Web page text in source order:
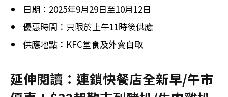
日期：2025年9月29日至10月12日
優惠時間：只限於上午11時後供應
供應地點：KFC堂食及外賣自取
延伸閱讀：連鎖快餐店全新早/午市